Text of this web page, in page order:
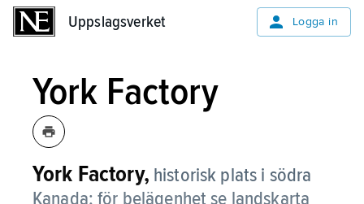
Uppslagsverket Logga in
York Factory
York Factory, historisk plats i södra
Kanada; för belägenhet se landskarta